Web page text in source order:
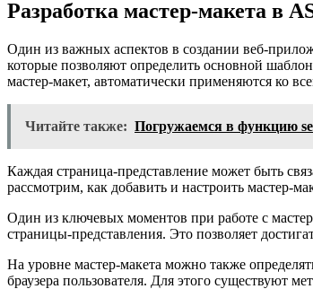
Разработка мастер-макета в
Один из важных аспектов в создании веб-
которые позволяют определить основной
мастер-макет, автоматически применяются ко
Читайте также: Погружаемся в функцию
Каждая страница-представление может быть
рассмотрим, как добавить и настроить мастер-
Один из ключевых моментов при работе с
страницы-представления. Это позволяет
На уровне мастер-макета можно также
браузера пользователя. Для этого существуют